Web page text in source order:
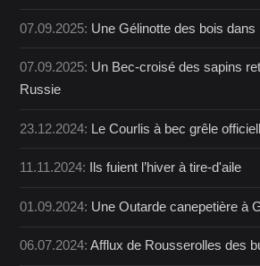
07.09.2025: Une Gélinotte des bois
07.09.2025: Un Bec-croisé des sapins
Russie
23.12.2024: Le Courlis à bec grêle
11.11.2024: Ils fuient l’hiver à tire-d'aile
01.09.2024: Une Outarde canepetière à
06.07.2024:Afflux de Rousserolles des